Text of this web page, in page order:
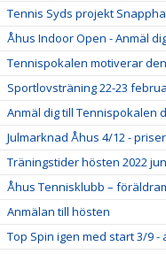
Tennis Syds projekt
Åhus Indoor Open - Anmäl
Tennispokalen motiverar
Sportlovsträning 22-23
Anmäl dig till Tennispokalen
Julmarknad Åhus 4/12 -
Träningstider hösten 2022
Åhus Tennisklubb –
Anmälan till hösten
Top Spin igen med start 3/9 -